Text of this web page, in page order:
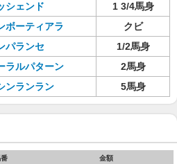
シェンド
1 3/4馬身
ボーティアラ
クビ
パランセ
1/2馬身
ラルパターン
2馬身
ンランラン 5馬身
金額